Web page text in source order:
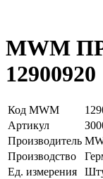
MWM
12900920
Код MWM
Артикул
Производитель
Производство
Ед. измерения